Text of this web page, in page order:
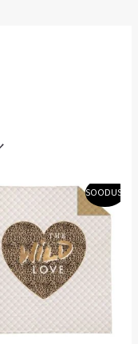
SOODUS!
Algne
hind
oli:
29,50 €.
Praegune
hind
on:
26,55 €.